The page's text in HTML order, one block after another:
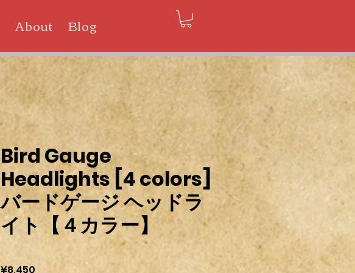
About Blog
Bird Gauge
Headlights [4 colors]
バードゲージ ヘッドラ
イト【４カラー】
¥8,450